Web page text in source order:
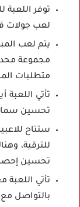
توفر
لعب جولات
يتم لعب
مجموعة
متطلبات
تأتي اللعبة
تحسين
تحسين
تأتي
بالتواصل